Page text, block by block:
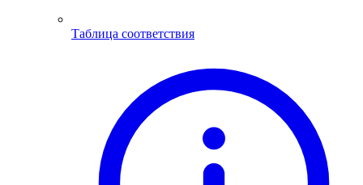
Таблица соответствия